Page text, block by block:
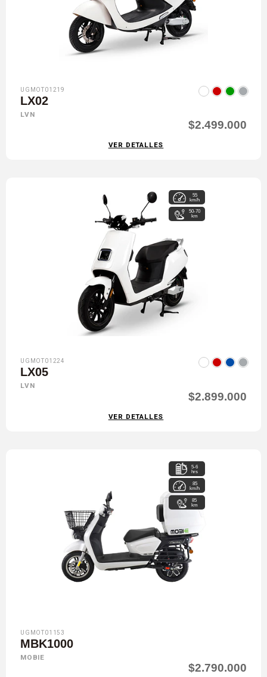
UGMOT01219
LX02
LVN
$2.499.000
VER DETALLES
55
km/h
50-70
km
UGMOT01224
LX05
LVN
$2.899.000
VER DETALLES
5-6
hrs
85
km/h
85
km
UGMOT01153
MBK1000
MOBIE
$2.790.000